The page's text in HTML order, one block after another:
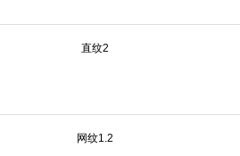
直纹2
网纹1.2